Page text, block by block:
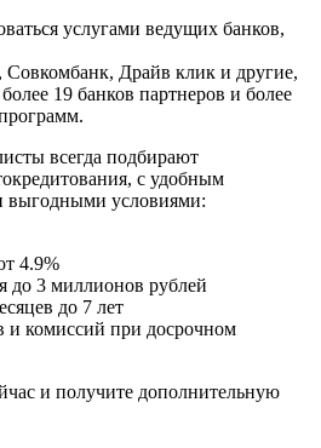
услугами ведущих банков,
Драйв клик и другие,
19 банков партнеров и более
всегда подбирают
с удобным
выгодными условиями:
4.9%
до 3 миллионов рублей
до 7 лет
и комиссий при досрочном
и получите дополнительную